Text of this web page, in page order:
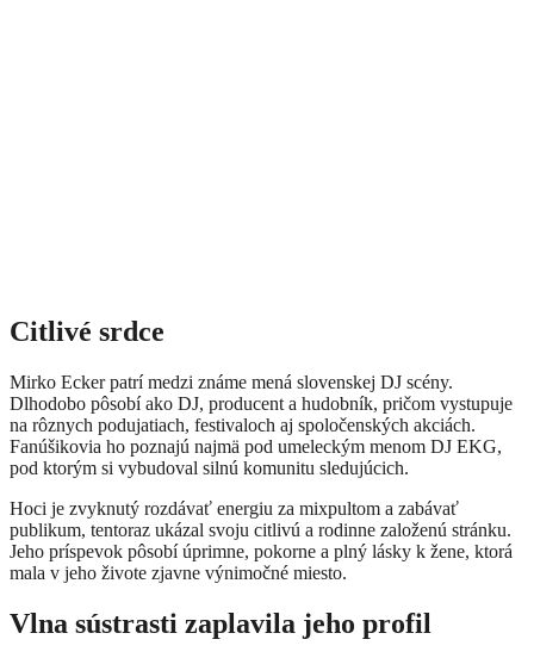
Citlivé srdce
Mirko Ecker patrí medzi známe mená slovenskej DJ scény.
Dlhodobo pôsobí ako DJ, producent a hudobník, pričom vystupuje
na rôznych podujatiach, festivaloch aj spoločenských akciách.
Fanúšikovia ho poznajú najmä pod umeleckým menom DJ EKG,
pod ktorým si vybudoval silnú komunitu sledujúcich.
Hoci je zvyknutý rozdávať energiu za mixpultom a zabávať
publikum, tentoraz ukázal svoju citlivú a rodinne založenú stránku.
Jeho príspevok pôsobí úprimne, pokorne a plný lásky k žene, ktorá
mala v jeho živote zjavne výnimočné miesto.
Vlna sústrasti zaplavila jeho profil